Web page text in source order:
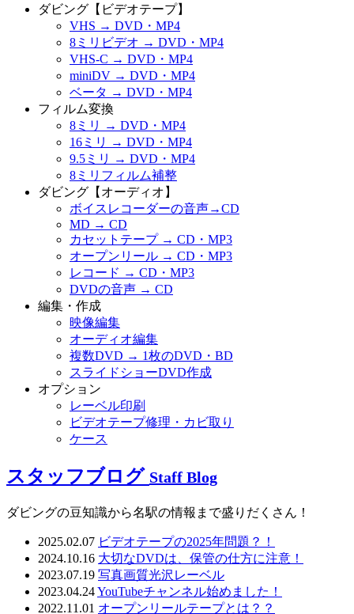
ダビング【ビデオテープ】
VHS → DVD・MP4
8ミリビデオ → DVD・MP4
VHS-C → DVD・MP4
miniDV → DVD・MP4
ベータ → DVD・MP4
フィルム変換
8ミリ → DVD・MP4
16ミリ → DVD・MP4
9.5ミリ → DVD・MP4
8ミリフィルム補整
ダビング【オーディオ】
ボイスレコーダーの音声→CD
MD → CD
カセットテープ → CD・MP3
オープンリール → CD・MP3
レコード → CD・MP3
DVDの音声 → CD
編集・作成
映像編集
オーディオ編集
複数DVD → 1枚のDVD・BD
スライドショーDVD作成
オプション
レーベル印刷
ビデオテープ修理・カビ取り
ケース
スタッフブログ Staff Blog
ダビングの豆知識から名駅の情報まで盛りだくさん！
2025.02.07 ビデオテープの2025年問題？！
2024.10.16 大切なDVDは、保管の仕方に注意！
2023.07.19 写真画質光沢レーベル
2023.04.24YouTubeチャンネル始めました！
2022.11.01 オープンリールテープとは？？